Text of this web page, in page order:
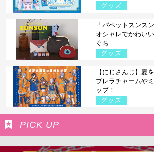
グッズ
「パペットスンス
オシャレでかわい
ぐち...
グッズ
【にじさんじ】夏
ブレラチャームや
ップ！...
グッズ
PICK UP